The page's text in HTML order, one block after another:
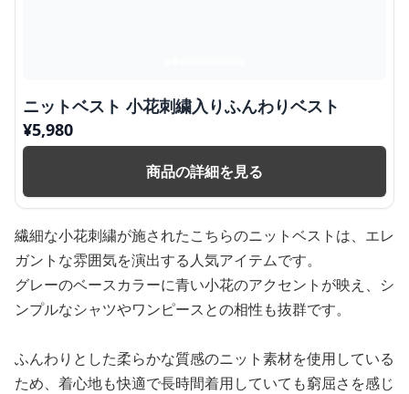
ニットベスト 小花刺繍入りふんわりベスト
¥5,980
商品の詳細を見る
繊細な小花刺繍が施されたこちらのニットベストは、エレ
ガントな雰囲気を演出する人気アイテムです。
グレーのベースカラーに青い小花のアクセントが映え、シ
ンプルなシャツやワンピースとの相性も抜群です。
ふんわりとした柔らかな質感のニット素材を使用している
ため、着心地も快適で長時間着用していても窮屈さを感じ